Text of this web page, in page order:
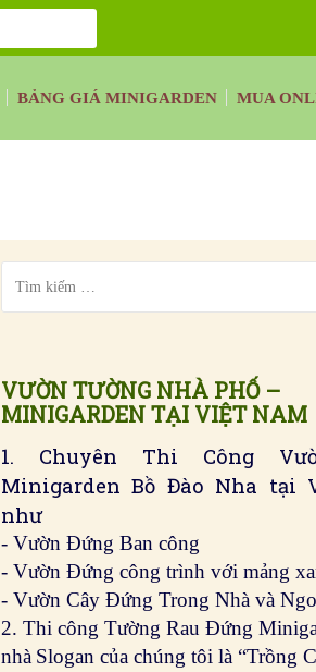
BẢNG GIÁ MINIGARDEN MUA
VƯỜN TƯỜNG NHÀ PHỐ –
MINIGARDEN TẠI VIỆT NAM
1. Chuyên Thi Công
Minigarden Bồ Đào Nha tại
như
- Vườn Đứng Ban công
- Vườn Đứng công trình với mảng
- Vườn Cây Đứng Trong Nhà và
2. Thi công Tường Rau Đứng
nhà Slogan của chúng tôi là “Trồng